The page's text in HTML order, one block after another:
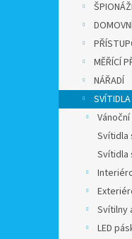
MĚŘÍCÍ
NÁŘADÍ
Svítidla
Svítidla
Svítilny
LED